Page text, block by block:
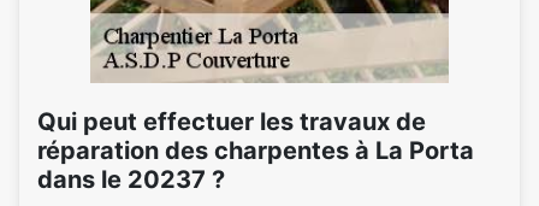
Qui peut effectuer les travaux de
réparation des charpentes à La Porta
dans le 20237 ?